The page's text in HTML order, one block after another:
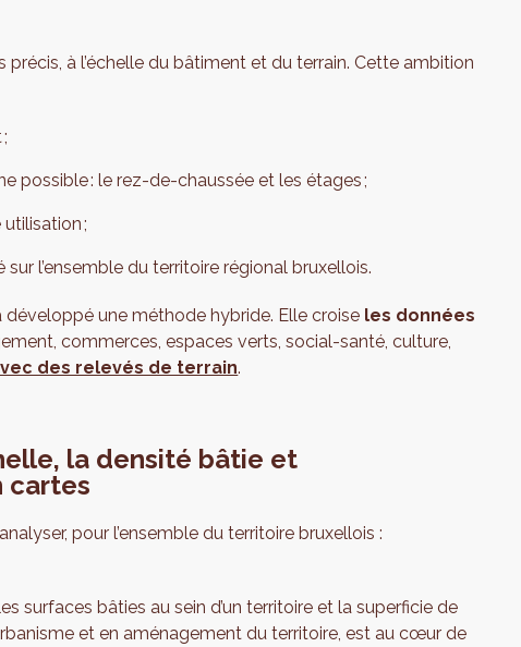
à l’échelle du bâtiment et du terrain. Cette ambition
possible : le rez-de-chaussée et les étages ;
;
l’ensemble du territoire régional bruxellois.
une méthode hybride. Elle croise les données
commerces, espaces verts, social-santé, culture,
des relevés de terrain.
la densité bâtie et
cartes
pour l’ensemble du territoire bruxellois :
surfaces bâties au sein d’un territoire et la superficie de
et en aménagement du territoire, est au cœur de